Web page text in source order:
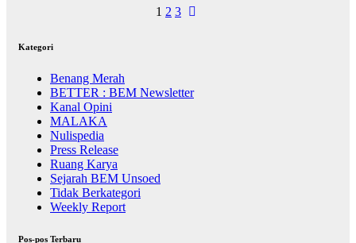
Navigasi
1 2 3
Kategori
Benang Merah
BETTER : BEM Newsletter
Kanal Opini
MALAKA
Nulispedia
Press Release
Ruang Karya
Sejarah BEM Unsoed
Tidak Berkategori
Weekly Report
Pos-pos Terbaru